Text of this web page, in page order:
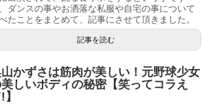
ダンスの事やお洒落な私服や自宅の事について
たことをまとめて、記事にさせて頂きました。
記事を読む
かずさは筋肉が美しい！元野球少女
しいボディの秘密【笑ってコラえ